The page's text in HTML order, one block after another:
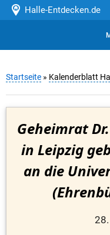
Halle-Entdecken.de
Startseite » Kalenderblatt
Geheimrat
in Leipzig
an die